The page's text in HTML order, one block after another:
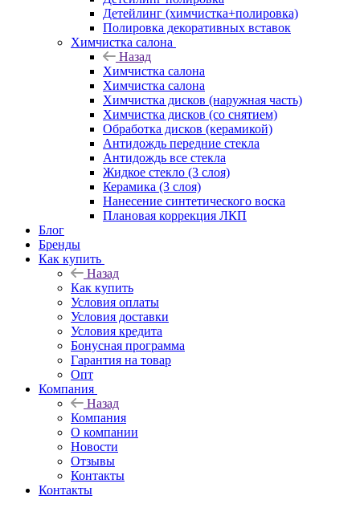
Детейлинг (химчистка+полировка)
Полировка декоративных вставок
Химчистка салона
Назад
Химчистка салона
Химчистка салона
Химчистка дисков (наружная часть)
Химчистка дисков (со снятием)
Обработка дисков (керамикой)
Антидождь передние стекла
Антидождь все стекла
Жидкое стекло (3 слоя)
Керамика (3 слоя)
Нанесение синтетического воска
Плановая коррекция ЛКП
Блог
Бренды
Как купить
Назад
Как купить
Условия оплаты
Условия доставки
Условия кредита
Бонусная программа
Гарантия на товар
Опт
Компания
Назад
Компания
О компании
Новости
Отзывы
Контакты
Контакты